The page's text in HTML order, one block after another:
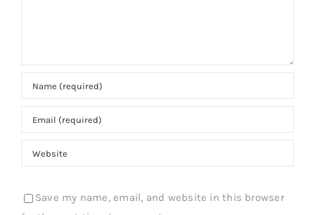
Save my name, email, and website in this browser